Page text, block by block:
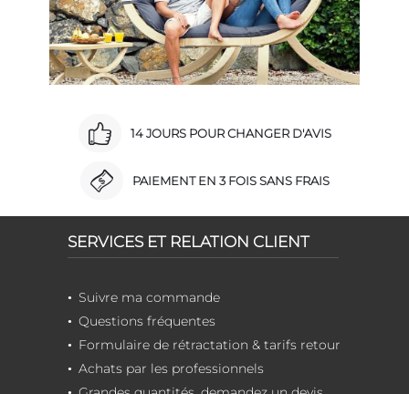
14 JOURS POUR CHANGER D'AVIS
PAIEMENT EN 3 FOIS SANS FRAIS
SERVICES ET RELATION CLIENT
Suivre ma commande
Questions fréquentes
Formulaire de rétractation & tarifs retour
Achats par les professionnels